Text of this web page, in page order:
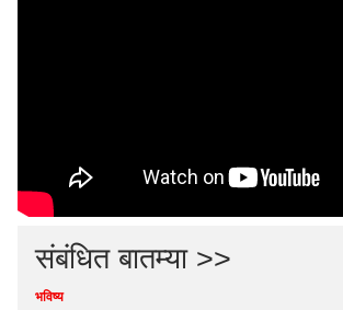
संबंधित बातम्या >>
भविष्य